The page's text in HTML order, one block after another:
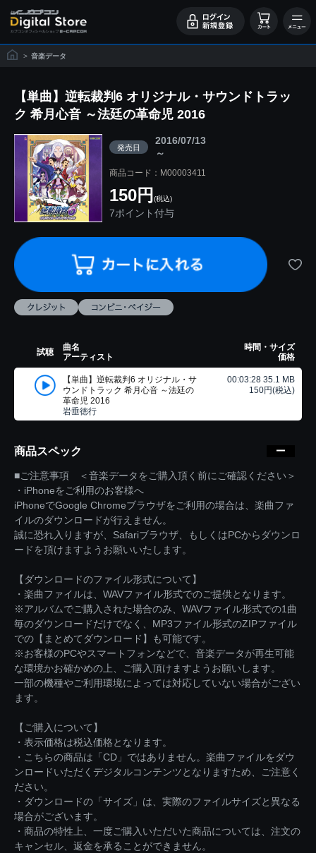
> 音楽データ
【単曲】逆転裁判6 オリジナル・サウンドトラッ
ク 希月心音 ～法廷の革命児 2016
発売日
2016/07/13
～
商品コード：M00003411
150円 (税込)
7ポイント付与
試聴
曲名
アーティスト
時間・サイズ
価格
【単曲】逆転裁判6 オリジナル・サ
ウンドトラック 希月心音 ～法廷の
革命児 2016
岩垂徳行
00:03:28 35.1 MB
150円(税込)
商品スペック
■ご注意事項 ＜音楽データをご購入頂く前にご確認ください＞
・iPhoneをご利用のお客様へ
iPhoneでGoogle Chromeブラウザをご利用の場合は、楽曲ファ
イルのダウンロードが行えません。
誠に恐れ入りますが、Safariブラウザ、もしくはPCからダウンロ
ードを頂けますようお願いいたします。
【ダウンロードのファイル形式について】
・楽曲ファイルは、WAVファイル形式でのご提供となります。
※アルバムでご購入された場合のみ、WAVファイル形式での1曲
毎のダウンロードだけでなく、MP3ファイル形式のZIPファイル
での【まとめてダウンロード】も可能です。
※お客様のPCやスマートフォンなどで、音楽データが再生可能
な環境かお確かめの上、ご購入頂けますようお願いします。
一部の機種やご利用環境によっては対応していない場合がござい
ます。
【ご購入について】
・表示価格は税込価格となります。
・こちらの商品は「CD」ではありません。楽曲ファイルをダウ
ンロードいただくデジタルコンテンツとなりますため、ご注意く
ださい。
・ダウンロードの「サイズ」は、実際のファイルサイズと異なる
場合がございます。
・商品の特性上、一度ご購入いただいた商品については、注文の
キャンセル、返金を承ることができません。